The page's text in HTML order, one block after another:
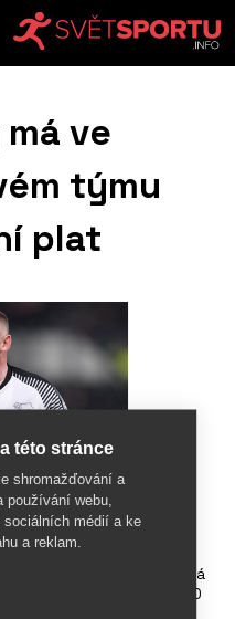
ve
týmu
plat
a asistentem trenéra
dresy sponzoruje sázková
že Roonemu bude platit 90
reprezentant Anglie
této stránce
shromažďování a
webu,
médií a ke
a reklam.